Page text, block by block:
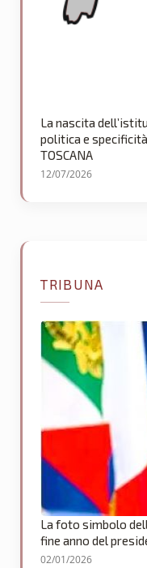
La nascita
politica e
TOSCANA
12/07/2026
TRIBUNA
La foto simbolo
fine anno del
02/01/2026